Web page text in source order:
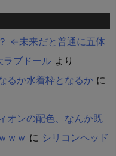
⇐未来だと普通に五体
ラブドール より
るか水着枠となるか に
オンの配色、なんか既
ｗｗ に シリコンヘッド